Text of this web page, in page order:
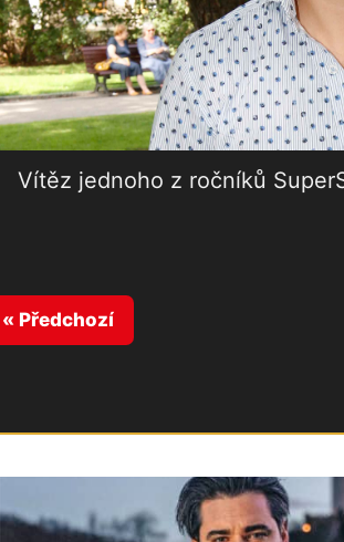
Vítěz jednoho z ročníků
« Předchozí